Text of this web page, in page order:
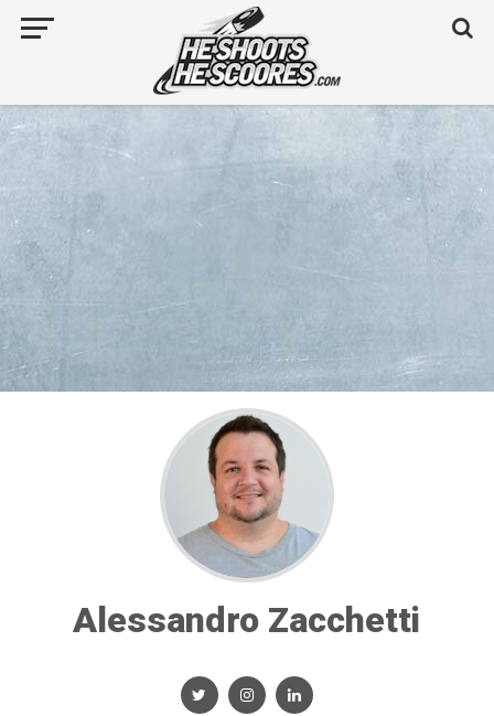
Alessandro Zacchetti